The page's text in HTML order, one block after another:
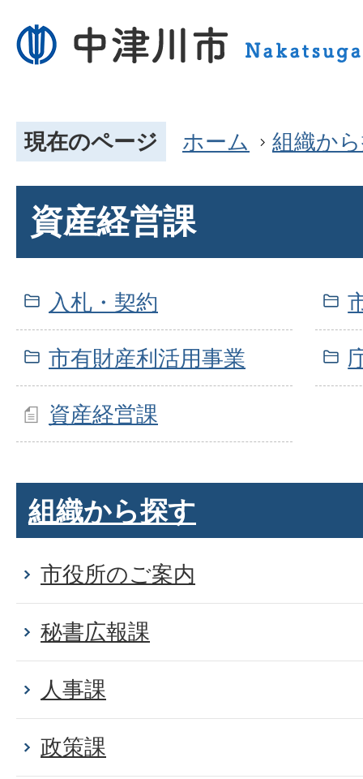
現在のページ ホーム 組織か
資産経営課
入札・契約
市有財産利活用事業
資産経営課
組織から探す
市役所のご案内
秘書広報課
人事課
政策課